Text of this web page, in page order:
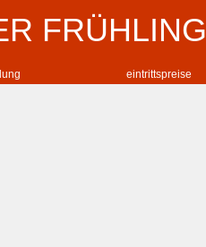
FRÜHLING
eintrittspreise